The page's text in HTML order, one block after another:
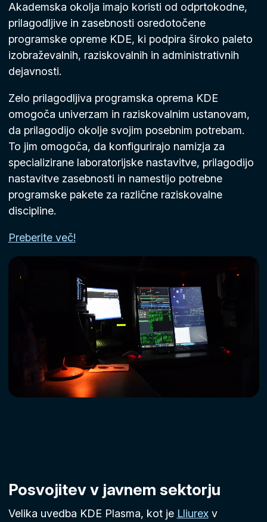
Akademska okolja imajo koristi od odprtokodne,
prilagodljive in zasebnosti osredotočene
programske opreme KDE, ki podpira široko paleto
izobraževalnih, raziskovalnih in administrativnih
dejavnosti.
Zelo prilagodljiva programska oprema KDE
omogoča univerzam in raziskovalnim ustanovam,
da prilagodijo okolje svojim posebnim potrebam.
To jim omogoča, da konfigurirajo namizja za
specializirane laboratorijske nastavitve, prilagodijo
nastavitve zasebnosti in namestijo potrebne
programske pakete za različne raziskovalne
discipline.
Preberite več!
Posvojitev v javnem sektorju
Velika uvedba KDE Plasma, kot je Lliurexv